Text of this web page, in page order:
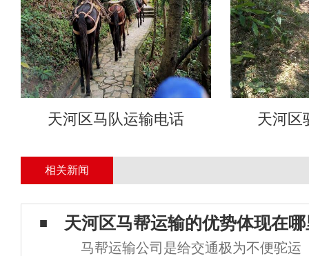
天河区马队运输电话 天河区
相关新闻
天河区马帮运输的优势体现在
马帮运输公司是给交通极为不便驼运